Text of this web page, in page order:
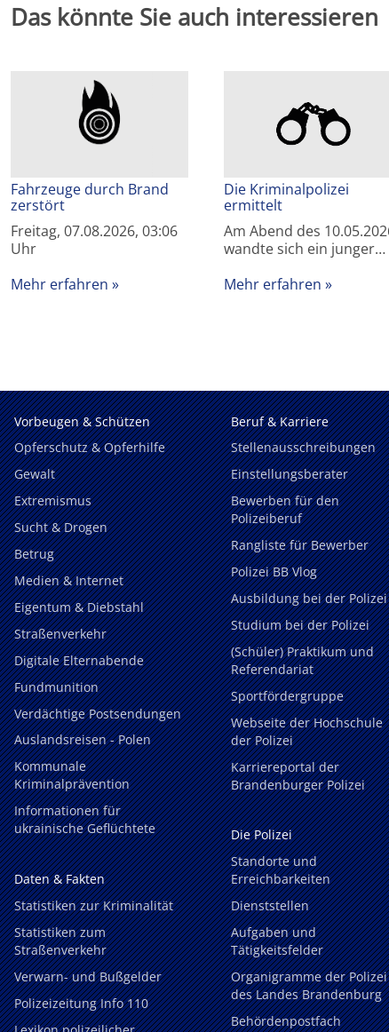
Das könnte Sie auch interessieren
Fahrzeuge durch Brand
zerstört
Freitag, 07.08.2026, 03:06
Uhr
Mehr erfahren
Die Kriminalpolizei
ermittelt
Am Abend des
wandte sich ein junger…
Mehr erfahren
Vorbeugen & Schützen
Opferschutz & Opferhilfe
Gewalt
Extremismus
Sucht & Drogen
Betrug
Medien & Internet
Eigentum & Diebstahl
Straßenverkehr
Digitale Elternabende
Fundmunition
Verdächtige Postsendungen
Auslandsreisen - Polen
Kommunale
Kriminalprävention
Informationen für
ukrainische Geflüchtete
Daten & Fakten
Statistiken zur Kriminalität
Statistiken zum
Straßenverkehr
Verwarn- und Bußgelder
Polizeizeitung Info 110
Beruf & Karriere
Stellenausschreibungen
Einstellungsberater
Bewerben für den
Polizeiberuf
Rangliste für Bewerber
Polizei BB Vlog
Ausbildung bei der Polizei
Studium bei der Polizei
(Schüler) Praktikum und
Referendariat
Sportfördergruppe
Webseite der Hochschule
der Polizei
Karriereportal der
Brandenburger Polizei
Die Polizei
Standorte und
Erreichbarkeiten
Dienststellen
Aufgaben und
Tätigkeitsfelder
Organigramme der Polizei
des Landes Brandenburg
Behördenpostfach